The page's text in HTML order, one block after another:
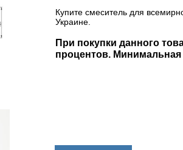
Купите смеситель для
Украине.
При покупки данного
процентов. Минимальная